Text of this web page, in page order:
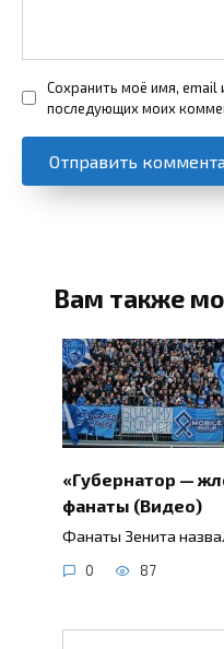
Сохранить моё имя, email
последующих моих
Вам также
«Губернатор —
фанаты (Видео)
Фанаты Зенита
0 87